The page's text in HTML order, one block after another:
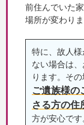
前住んでいた
場所が変わりま
特に、故人
ない場合は
ります。その
ご遺族様の
さる方の住
方が安心です